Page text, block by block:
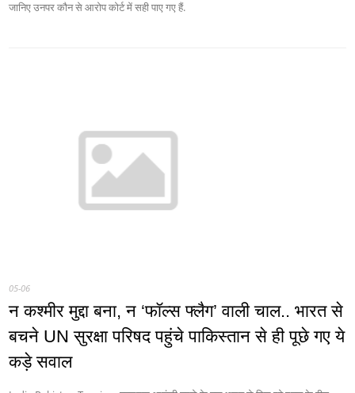
जानिए उनपर कौन से आरोप कोर्ट में सही पाए गए हैं.
05-06
न कश्मीर मुद्दा बना, न ‘फॉल्स फ्लैग’ वाली चाल.. भारत से
बचने UN सुरक्षा परिषद पहुंचे पाकिस्तान से ही पूछे गए ये
कड़े सवाल